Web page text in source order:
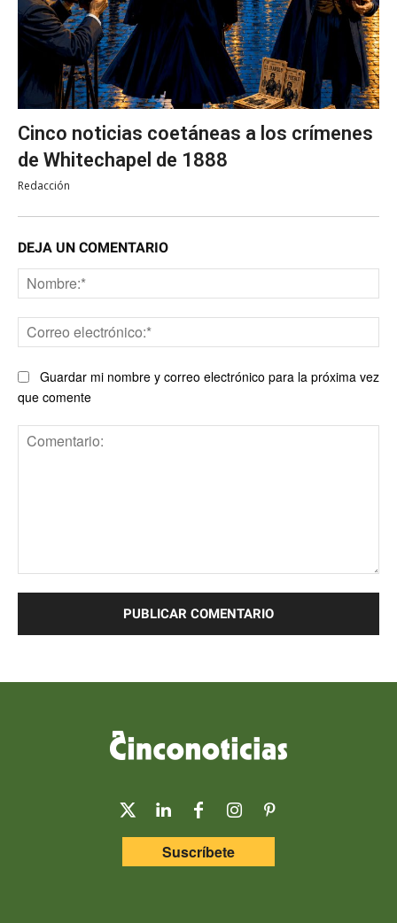
Cinco noticias coetáneas a los crímenes
de Whitechapel de 1888
Redacción
DEJA UN COMENTARIO
Guardar mi nombre y correo electrónico para la próxima vez
que comente
Suscríbete